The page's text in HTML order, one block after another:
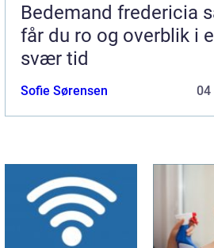
Bedemand fredericia sådan
får du ro og overblik i
svær tid
Sofie Sørensen 04